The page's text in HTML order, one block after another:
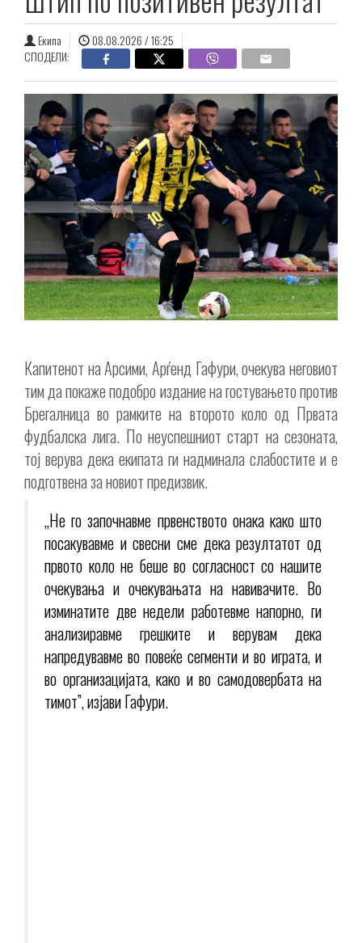
Екипа
08.08.2026 / 16:25
СПОДЕЛИ:
Капитенот на Арсими, Арѓенд Гафури, очекува неговиот
тим да покаже подобро издание на гостувањето против
Брегалница во рамките на второто коло од Првата
фудбалска лига. По неуспешниот старт на сезоната,
тој верува дека екипата ги надминала слабостите и е
подготвена за новиот предизвик.
„Не го започнавме првенството онака како што
посакувавме и свесни сме дека резултатот од
првото коло не беше во согласност со нашите
очекувања и очекувањата на навивачите. Во
изминатите две недели работевме напорно, ги
анализиравме грешките и верувам дека
напредувавме во повеќе сегменти и во играта, и
во организацијата, како и во самодовербата на
тимот”, изјави Гафури.